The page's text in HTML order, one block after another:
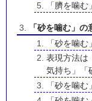
「臍を噛
「砂を噛む」の
「砂を噛む
表現方法は
気持ち」「
「砂を噛